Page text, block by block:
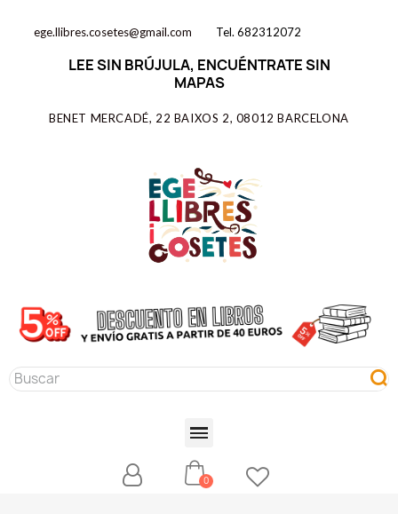
ege.llibres.cosetes@gmail.com Tel. 682312072
LEE SIN BRÚJULA, ENCUÉNTRATE SIN
MAPAS
BENET MERCADÉ, 22 BAIXOS 2, 08012 BARCELONA